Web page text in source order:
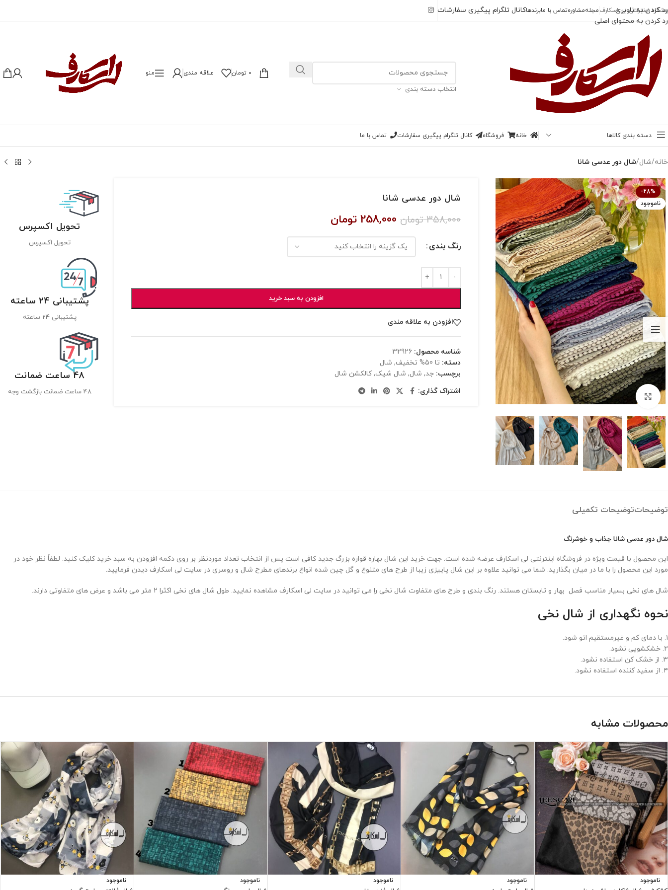
رد کردن به ناوبری
رد کردن به محتوای اصلی
اینترنتی لی اسکارفمجلهمشاورهتماس با مابرندهاکانال تلگرام پیگیری سفارشات
انتخاب دسته بندی
0 تومان علاقه مندی منو
دسته بندی کالاها خانه فروشگاه کانال تلگرام پیگیری سفارشات تماس با ما
خانه/شال/شال دور عدسی شانا
-28%
ناموجود
بزرگنمایی تصویر
شال دور عدسی شانا
358,000 تومان 258,000 تومان
رنگ بندی
افزودن به سبد خرید
افزودن به علاقه مندی
شناسه محصول: 32926
دسته: تا 50% تخفیف , شال
برچسب: جد, شال, شال شیک, کالکشن شال
اشتراک گذاری:
تحویل اکسپرس
تحویل اکسپرس
پشتیبانی 24 ساعته
پشتیبانی 24 ساعته
48 ساعت ضمانت
48 ساعت ضمانت بازگشت وجه
توضیحاتتوضیحات تکمیلی
شال دور عدسی شانا جذاب و خوشرنگ
این محصول با قیمت ویژه در فروشگاه اینترنتی لی اسکارف عرضه شده است. جهت خرید این شال بهاره قواره بزرگ جدید کافی است پس از انتخاب تعداد موردنظر بر روی دکمه افزودن به سبد خرید کلیک کنید. لطفاً نظر خود در
مورد این محصول را با ما در میان بگذارید. شما می توانید علاوه بر این شال پاییزی زیبا از طرح های متنوع و گل چین شده انواع برندهای مطرح شال و روسری در سایت لی اسکارف دیدن فرمایید.
شال های نخی بسیار مناسب فصل بهار و تابستان هستند. رنگ بندی و طرح های متفاوت شال نخی را می توانید در سایت لی اسکارف مشاهده نمایید. طول شال های نخی اکثرا 2 متر می باشد و عرض های متفاوتی دارند.
نحوه نگهداری از شال نخی
۱. با دمای کم و غیرمستقیم اتو شود.
۲. خشکشویی نشود.
۳. از خشک کن استفاده نشود.
۴. از سفید کننده استفاده نشود.
محصولات مشابه
ناموجود ناموجود ناموجود ناموجود ناموجود